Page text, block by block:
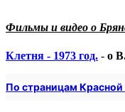
Фильмы и видео о
Клетня - 1973 год. - о
По страницам Красной